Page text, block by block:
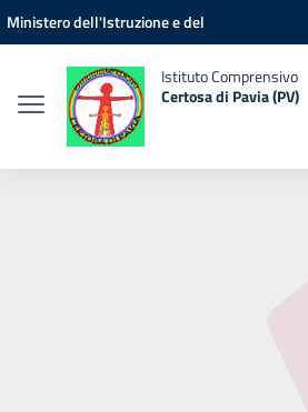
Vai ai contenuti
Vai al menu di navigazione
Vai al footer
Ministero dell'Istruzione e del
Istituto Comprensivo
Certosa di Pavia (PV)